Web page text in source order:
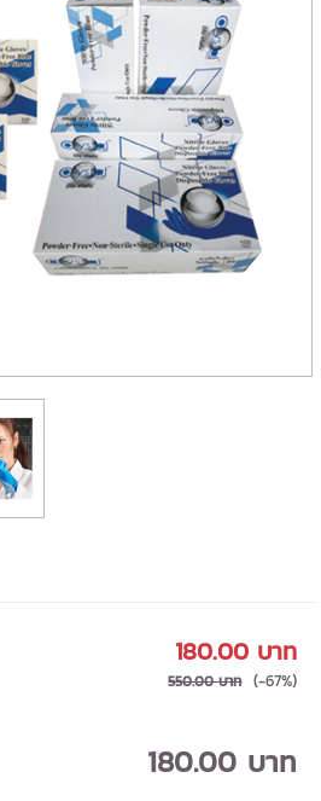
180.00 บาท
550.00 บาท (-67%)
180.00 บาท